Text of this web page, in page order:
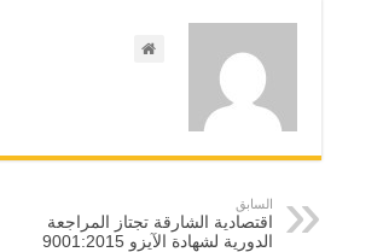
السابق
اقتصادية الشارقة تجتاز المراجعة
الدورية لشهادة الآيزو 9001:2015